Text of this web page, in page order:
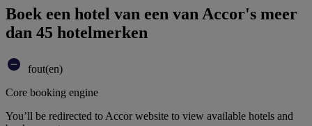
Boek een hotel van een van Accor's meer
dan 45 hotelmerken
fout(en)
Core booking engine
You’ll be redirected to Accor website to view available hotels and